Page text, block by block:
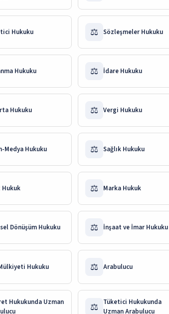
Hukuku ⚖️ Sözleşmeler Hukuku
Hukuku ⚖️ İdare Hukuku
Hukuku ⚖️ Vergi Hukuku
Medya Hukuku ⚖️ Sağlık Hukuku
Hukuk ⚖️ Marka Hukuk
Dönüşüm Hukuku ⚖️ İnşaat ve İmar Hukuku
Hukuku ⚖️ Arabulucu
Hukukunda Uzman
⚖️
Tüketici Hukukunda
Uzman Arabulucu